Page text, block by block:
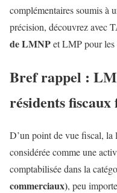
complémentaires soumis à
précision, découvrez avec
de LMNPet LMP pour les
Bref rappel :
résidents
D’un point de vue fiscal, la
considérée comme une
comptabilisée dans la
commerciaux), peu